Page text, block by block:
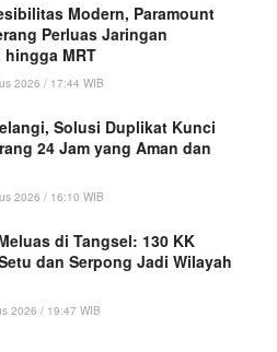
Modern, Paramount
Perluas Jaringan
MRT
2026 / 17:44 WIB
Solusi Duplikat Kunci
24 Jam yang Aman dan
2026 / 16:10 WIB
di Tangsel: 130 KK
dan Serpong Jadi Wilayah
2026 / 19:47 WIB